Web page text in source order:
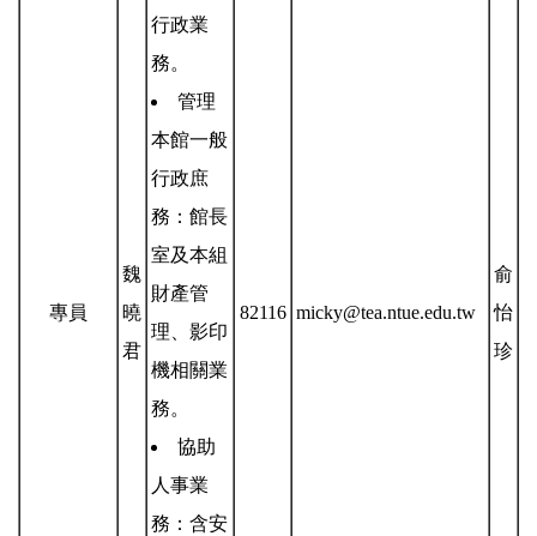
專員
魏
曉
君
行政業
務。
管理
本館一般
行政庶
務：館長
室及本組
財產管
理、影印
機相關業
務。
協助
人事業
務：含安
82116 micky@tea.ntue.edu.tw
俞
怡
珍